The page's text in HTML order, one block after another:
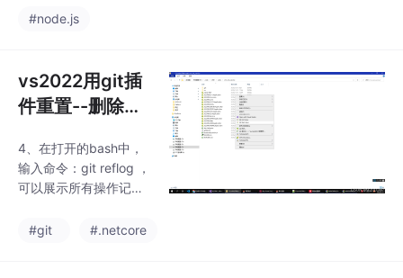
启cmd才能生效。整个过程包括下载、解压、配置环境变量和验证
#node.js
vs2022用git插
件重置--删除更
复删除的内容
4、在打开的bash中，
输入命令：git reflog ，
可以展示所有操作记
该从上到下时间由当前
#git #.netcore